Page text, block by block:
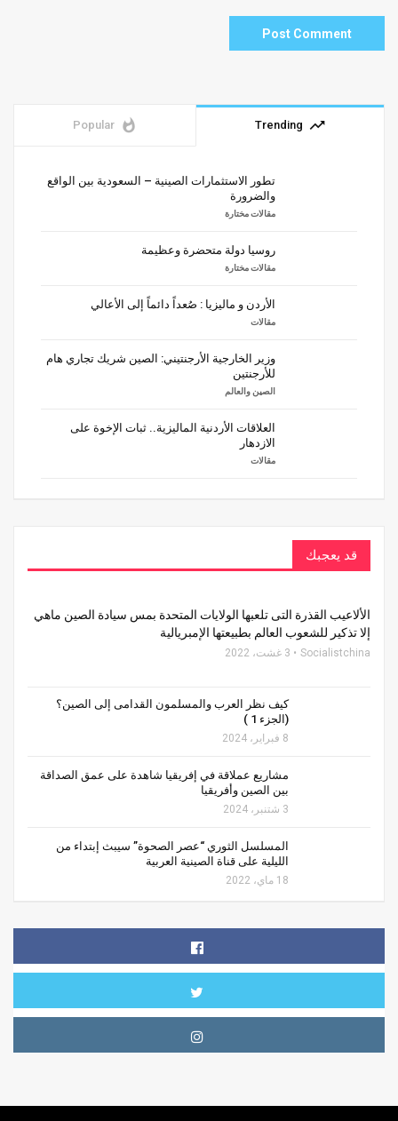
trending_up
Trending
whatshot
Popular
تطور الاستثمارات الصينية – السعودية بين الواقع
والضرورة
مقالات مختارة
روسيا دولة متحضرة وعظيمة
مقالات مختارة
الأردن و ماليزيا : صُعداً دائماً إلى الأعالي
مقالات
وزير الخارجية الأرجنتيني: الصين شريك تجاري هام
للأرجنتين
الصين والعالم
العلاقات الأردنية الماليزية.. ثبات الإخوة على
الازدهار
مقالات
قد يعجبك
الألاعيب القذرة التى تلعبها الولايات المتحدة بمس سيادة الصين ماهي
إلا تذكير للشعوب العالم بطبيعتها الإمبريالية
Socialistchina 3 غشت، 2022
كيف نظر العرب والمسلمون القدامى إلى الصين؟
(الجزء 1 )
8 فبراير، 2024
مشاريع عملاقة في إفريقيا شاهدة على عمق الصداقة
بين الصين وأفريقيا
3 شتنبر، 2024
المسلسل الثوري “عصر الصحوة” سيبث إبتداء من
الليلية على قناة الصينية العربية
18 ماي، 2022